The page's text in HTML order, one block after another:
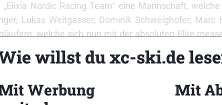
Nordic Racing Team“ eine Mannschaft,
Lukas Weitgasser, Dominik Schweighofer,
welche sich nun mit der absoluten Elite
Vasalaufsieger), Jenny Hansson (Fis-Marathoncup-
2007), welche alle mit großem Willen zum Siegen
Daniel Tynell, ebenfalls aus Schweden, wird ein
die italienische Nationalmannschaft mit Marco
willst du xc-ski.de
Werbung
Mit